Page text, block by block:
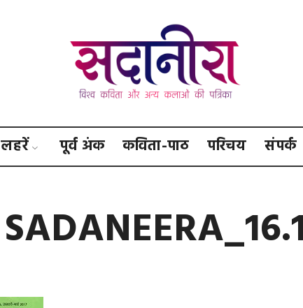
लहरें पूर्व अंक कविता-पाठ परिचय संपर्क